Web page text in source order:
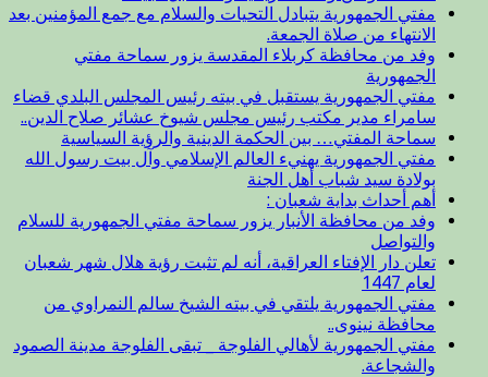
مفتي الجمهورية يتبادل التحيات والسلام مع جمع المؤمنين بعد
الانتهاء من صلاة الجمعة.
وفد من محافظة كربلاء المقدسة يزور سماحة مفتي
الجمهورية
مفتي الجمهورية يستقبل في بيته رئيس المجلس البلدي قضاء
سامراء مدير مكتب رئيس مجلس شيوخ عشائر صلاح الدين..
سماحة المفتي… بين الحكمة الدينية والرؤية السياسية
مفتي الجمهورية يهنيء العالم الإسلامي وآل بيت رسول الله
بولادة سيد شباب أهل الجنة
أهم أحداث بداية شعبان :
وفد من محافظة الأنبار يزور سماحة مفتي الجمهورية للسلام
والتواصل
تعلن دار الإفتاء العراقية، أنه لم تثبت رؤية هلال شهر شعبان
لعام 1447
مفتي الجمهورية يلتقي في بيته الشيخ سالم النمراوي من
محافظة نينوى..
مفتي الجمهورية لأهالي الفلوجة _ تبقى الفلوجة مدينة الصمود
والشجاعة.